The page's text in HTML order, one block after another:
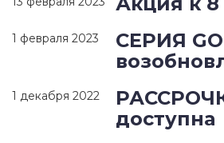
1 февраля 2023
СЕРИЯ
1 декабря 2022
доступна